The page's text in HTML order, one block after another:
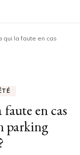
qui la faute en cas
en cas
parking